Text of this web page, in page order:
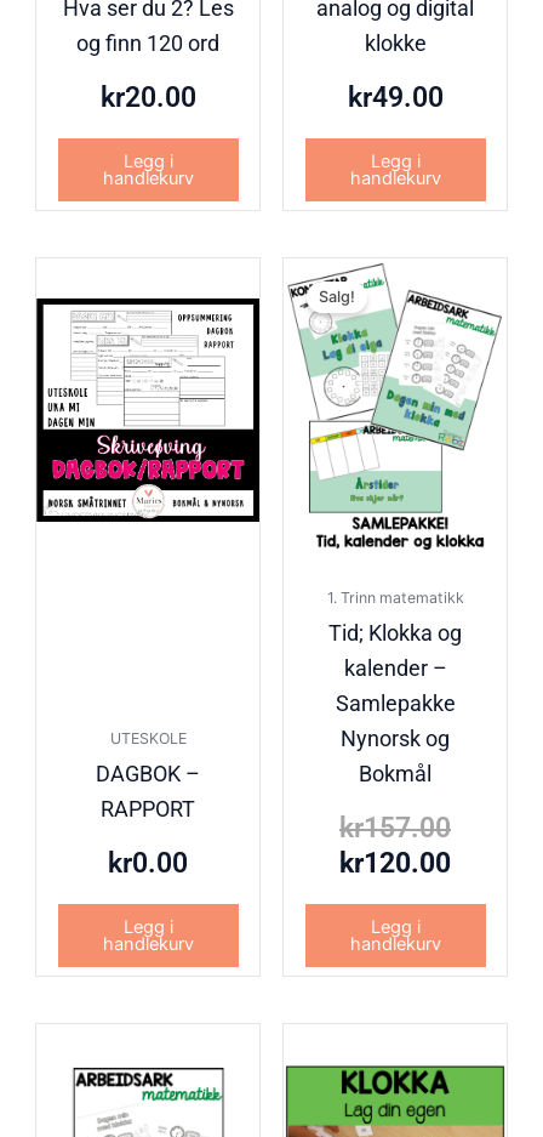
Hva ser du 2? Les
og finn 120 ord
kr20.00
Legg i
handlekurv
analog og digital
klokke
kr49.00
Legg i
handlekurv
UTESKOLE
DAGBOK –
RAPPORT
kr0.00
Legg i
handlekurv
Salg!
1. Trinn matematikk
Tid; Klokka og
kalender –
Samlepakke
Nynorsk og
Bokmål
kr157.00
pris
var:
kr120.00
pris
er:
Legg i
handlekurv